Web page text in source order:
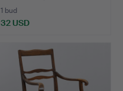
1 bud
32 USD